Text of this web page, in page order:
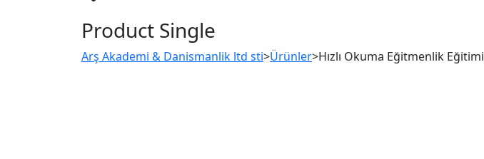
Product Single
Arş Akademi & Danismanlik ltd sti>Ürünler>Hızlı Okuma Eğitmenlik Eğitimi